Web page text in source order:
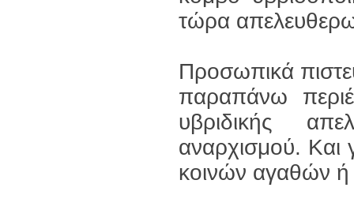
τώρα
Προσωπικά
παραπάνω
υβριδικής
αναρχισμού. Και
κοινών αγαθών ή